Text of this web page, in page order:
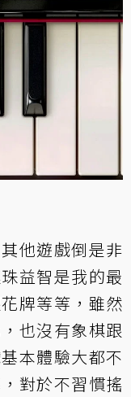
他遊戲倒是非
益智是我的最
牌等等，雖然
也沒有象棋跟
本體驗大都不
對於不習慣搖